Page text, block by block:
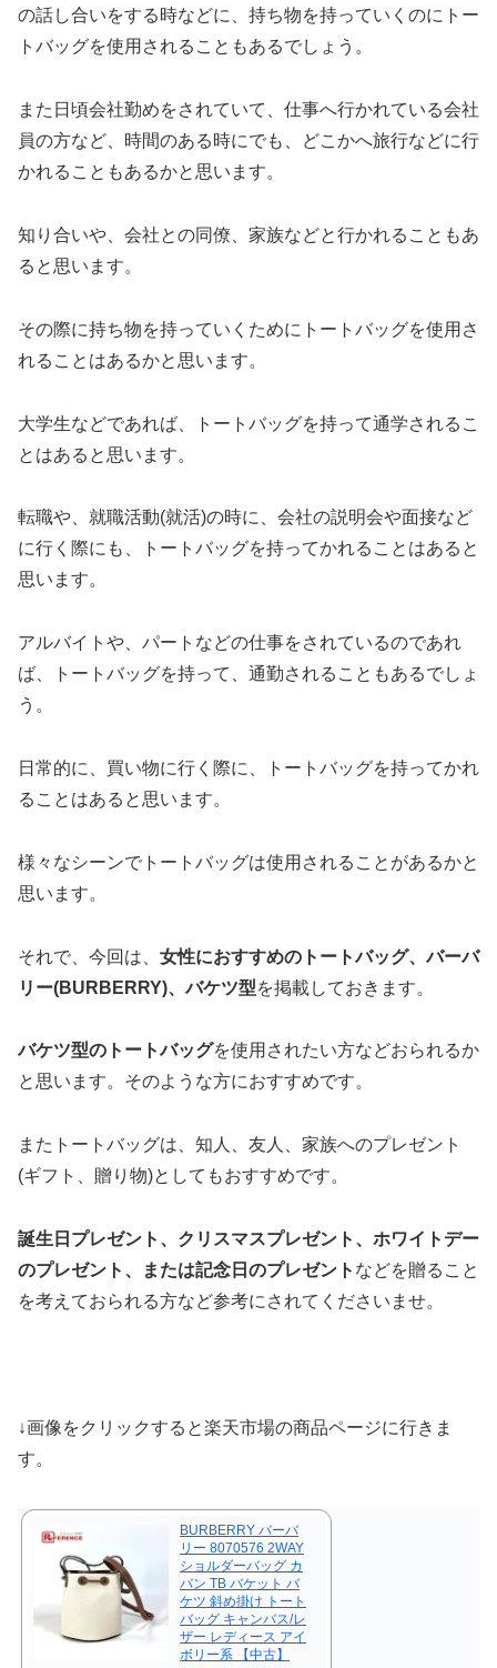
の話し合いをする時などに、持ち物を持っていくのにトー
トバッグを使用されることもあるでしょう。
また日頃会社勤めをされていて、仕事へ行かれている会社
員の方など、時間のある時にでも、どこかへ旅行などに行
かれることもあるかと思います。
知り合いや、会社との同僚、家族などと行かれることもあ
ると思います。
その際に持ち物を持っていくためにトートバッグを使用さ
れることはあるかと思います。
大学生などであれば、トートバッグを持って通学されるこ
とはあると思います。
転職や、就職活動(就活)の時に、会社の説明会や面接など
に行く際にも、トートバッグを持ってかれることはあると
思います。
アルバイトや、パートなどの仕事をされているのであれ
ば、トートバッグを持って、通勤されることもあるでしょ
う。
日常的に、買い物に行く際に、トートバッグを持ってかれ
ることはあると思います。
様々なシーンでトートバッグは使用されることがあるかと
思います。
それで、今回は、 女性におすすめのトートバッグ、バーバ
リー(BURBERRY)、バケツ型を掲載しておきます。
バケツ型のトートバッグを使用されたい方などおられるか
と思います。そのような方におすすめです。
またトートバッグは、知人、友人、家族へのプレゼント
(ギフト、贈り物)としてもおすすめです。
誕生日プレゼント、クリスマスプレゼント、ホワイトデー
のプレゼント、または記念日のプレゼント などを贈ること
を考えておられる方など参考にされてくださいませ。
↓画像をクリックすると楽天市場の商品ページに行きま
す。
BURBERRY バーバ
リー 8070576 2WAY
ショルダーバッグ カ
バン TB バケット バ
ケツ 斜め掛け トート
バッグ キャンバス/レ
ザー レディース アイ
ボリー系 【中古】